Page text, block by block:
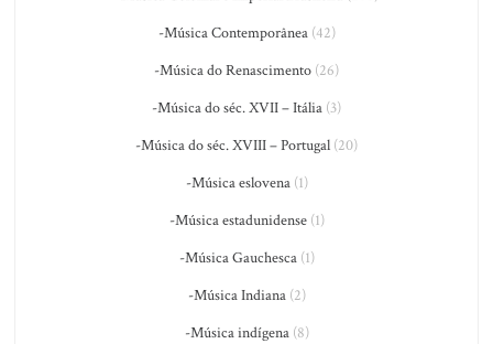
-Música Contemporânea(42)
-Música do Renascimento (26)
-Música do séc. XVII – Itália (3)
-Música do séc. XVIII – Portugal (20)
-Música eslovena(1)
-Música estadunidense(1)
-Música Gauchesca(1)
-Música Indiana(2)
-Música indígena(8)